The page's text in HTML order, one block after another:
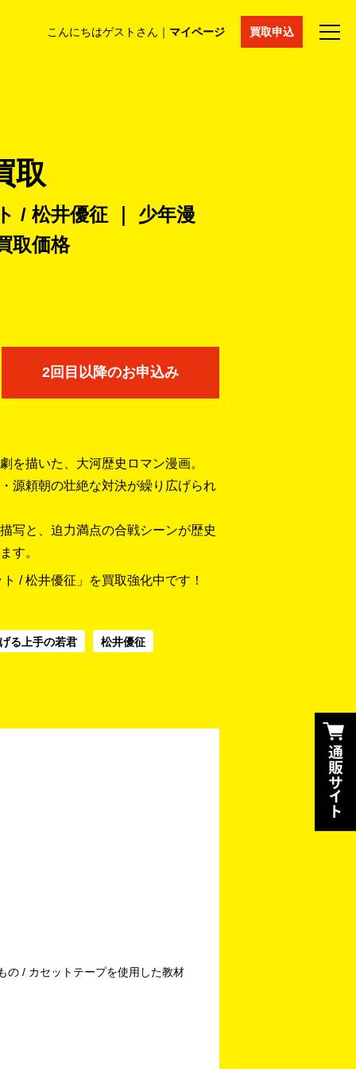
こんにちはゲストさん｜ マイページ 買取申込
コラム マイページ 採用情報 通販サイト
取
/ 松井優征 ｜ 少年漫
取価格
2回目以降のお申込み
を描いた、大河歴史ロマン漫画。
源頼朝の壮絶な対決が繰り広げられ
写と、迫力満点の合戦シーンが歴史
す。
/ 松井優征」を買取強化中です！
る上手の若君 松井優征
の / カセットテープを使用した教材